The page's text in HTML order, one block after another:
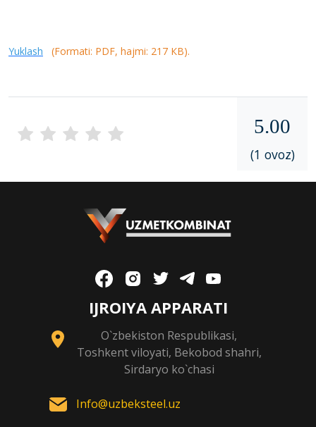
Yuklash (Formati: PDF, hajmi: 217 КB).
5.00
(1 ovoz)
IJROIYA APPARATI
O`zbekiston Respublikasi,
Toshkent viloyati, Bekobod shahri,
Sirdaryo ko`chasi
Info@uzbeksteel.uz